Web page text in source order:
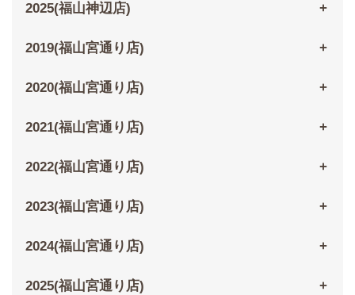
2025(福山神辺店)
2019(福山宮通り店)
2020(福山宮通り店)
2021(福山宮通り店)
2022(福山宮通り店)
2023(福山宮通り店)
2024(福山宮通り店)
2025(福山宮通り店)